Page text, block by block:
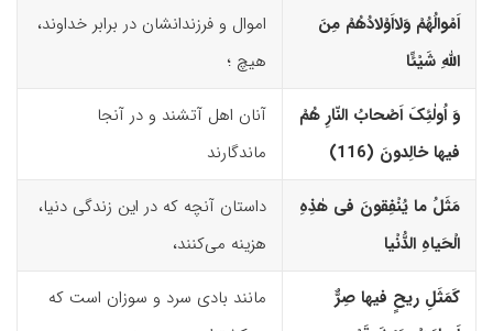
اَمْوالُهُمْ وَلااَوْلادُهُمْ مِنَ
اللّهِ شَیْئًا
اموال و فرزندانشان در برابر خداوند،
هیچ ؛
وَ اُولٰئِکَ اَصْحابُ النّارِ هُمْ
فیها خالِدونَ (116)‏
آنان اهل آتشند و در آنجا
ماندگارند
مَثَلُ ما یُنْفِقونَ فى هٰذِهِ
الْحَیاهِ الدُّنْیا
داستان آنچه که در این زندگی دنیا،
هزینه می‌کنند،
کَمَثَلِ ریحٍ فیها صِرٌّ
مانند بادی سرد و سوزان است که